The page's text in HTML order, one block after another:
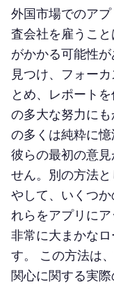
外国市場でのア
査会社を雇うこ
がかかる可能性
見つけ、フォー
とめ、レポート
の多大な努力に
の多くは純粋に
彼らの最初の意
せん。別の方法
やして、いくつ
れらをアプリに
非常に大まかな
す。 この方法は
関心に関する実